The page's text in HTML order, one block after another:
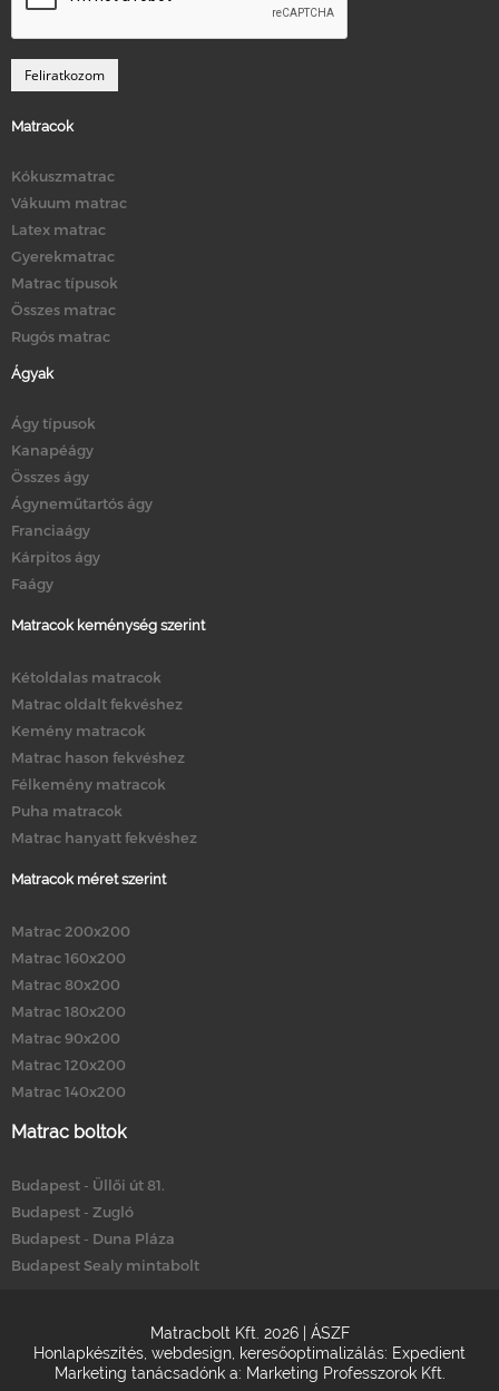
Matracok
Kókuszmatrac
Vákuum matrac
Latex matrac
Gyerekmatrac
Matrac típusok
Összes matrac
Rugós matrac
Ágyak
Ágy típusok
Kanapéágy
Összes ágy
Ágyneműtartós ágy
Franciaágy
Kárpitos ágy
Faágy
Matracok keménység szerint
Kétoldalas matracok
Matrac oldalt fekvéshez
Kemény matracok
Matrac hason fekvéshez
Félkemény matracok
Puha matracok
Matrac hanyatt fekvéshez
Matracok méret szerint
Matrac 200x200
Matrac 160x200
Matrac 80x200
Matrac 180x200
Matrac 90x200
Matrac 120x200
Matrac 140x200
Matrac boltok
Budapest - Üllői út 81.
Budapest - Zugló
Budapest - Duna Pláza
Budapest Sealy mintabolt
Matracbolt Kft. 2026 | ÁSZF
Honlapkészítés webdesign keresőoptimalizálás: Expedient
Marketing tanácsadónk a: Marketing Professzorok Kft.